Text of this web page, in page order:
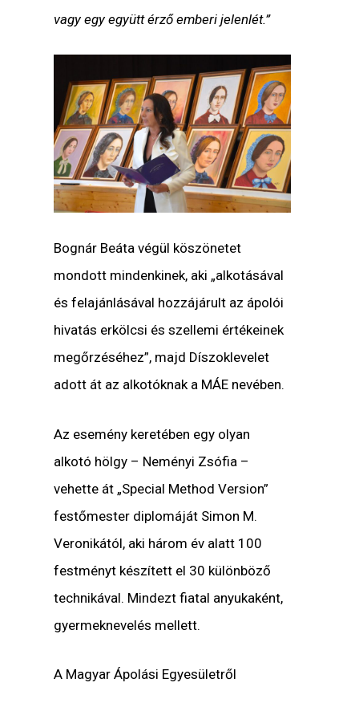
vagy egy együtt érző emberi jelenlét.”
Bognár Beáta végül köszönetet
mondott mindenkinek, aki „alkotásával
és felajánlásával hozzájárult az ápolói
hivatás erkölcsi és szellemi értékeinek
megőrzéséhez”, majd Díszoklevelet
adott át az alkotóknak a MÁE nevében.
Az esemény keretében egy olyan
alkotó hölgy – Neményi Zsófia –
vehette át „Special Method Version”
festőmester diplomáját Simon M.
Veronikától, aki három év alatt 100
festményt készített el 30 különböző
technikával. Mindezt fiatal anyukaként,
gyermeknevelés mellett.
A Magyar Ápolási Egyesületről